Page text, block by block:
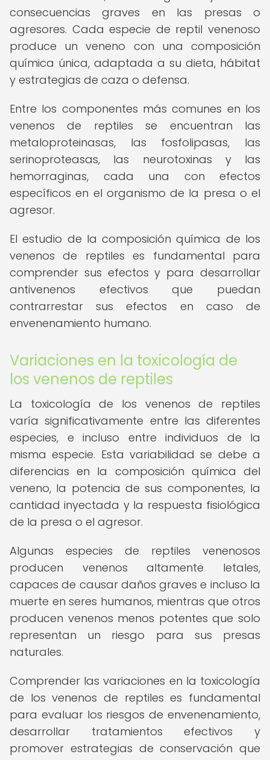
consecuencias graves en las presas o
agresores. Cada especie de reptil venenoso
produce un veneno con una composición
química única, adaptada a su dieta, hábitat
y estrategias de caza o defensa.
Entre los componentes más comunes en los
venenos de reptiles se encuentran las
metaloproteinasas, las fosfolipasas, las
serinoproteasas, las neurotoxinas y las
hemorraginas, cada una con efectos
específicos en el organismo de la presa o el
agresor.
El estudio de la composición química de los
venenos de reptiles es fundamental para
comprender sus efectos y para desarrollar
antivenenos efectivos que puedan
contrarrestar sus efectos en caso de
envenenamiento humano.
Variaciones en la toxicología de
los venenos de reptiles
La toxicología de los venenos de reptiles
varía significativamente entre las diferentes
especies, e incluso entre individuos de la
misma especie. Esta variabilidad se debe a
diferencias en la composición química del
veneno, la potencia de sus componentes, la
cantidad inyectada y la respuesta fisiológica
de la presa o el agresor.
Algunas especies de reptiles venenosos
producen venenos altamente letales,
capaces de causar daños graves e incluso la
muerte en seres humanos, mientras que otros
producen venenos menos potentes que solo
representan un riesgo para sus presas
naturales.
Comprender las variaciones en la toxicología
de los venenos de reptiles es fundamental
para evaluar los riesgos de envenenamiento,
desarrollar tratamientos efectivos y
promover estrategias de conservación que